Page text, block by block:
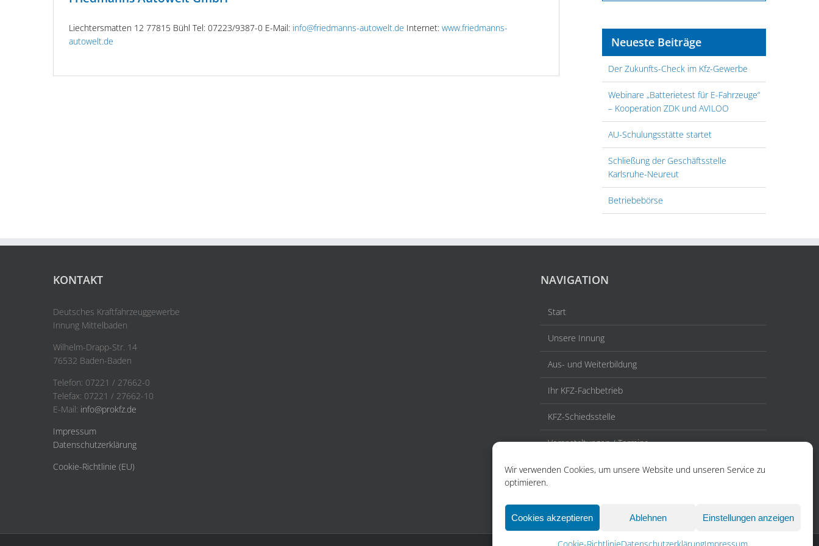
Wir verwenden Cookies, um unsere Website und unseren Service zu
optimieren.
Cookies akzeptieren Ablehnen Einstellungen anzeigen
Liechtersmatten 12 77815 Bühl Tel: 07223/9387-0 E-Mail: info@friedmanns-autowelt.de Internet: www.friedmanns-
autowelt.de
Neueste Beiträge
Der Zukunfts-Check im Kfz-Gewerbe
Webinare „Batterietest für E-Fahrzeuge“
– Kooperation ZDK und AVILOO
AU-Schulungsstätte startet
Schließung der Geschäftsstelle
Karlsruhe-Neureut
Betriebebörse
KONTAKT
Deutsches Kraftfahrzeuggewerbe
Innung Mittelbaden
Wilhelm-Drapp-Str. 14
76532 Baden-Baden
Telefon: 07221 / 27662-0
Telefax: 07221 / 27662-10
E-Mail: info@prokfz.de
Impressum
Datenschutzerklärung
Cookie-Richtlinie (EU)
NAVIGATION
Start
Unsere Innung
Aus- und Weiterbildung
Ihr KFZ-Fachbetrieb
KFZ-Schiedsstelle
Veranstaltungen / Termine
Aktuelles